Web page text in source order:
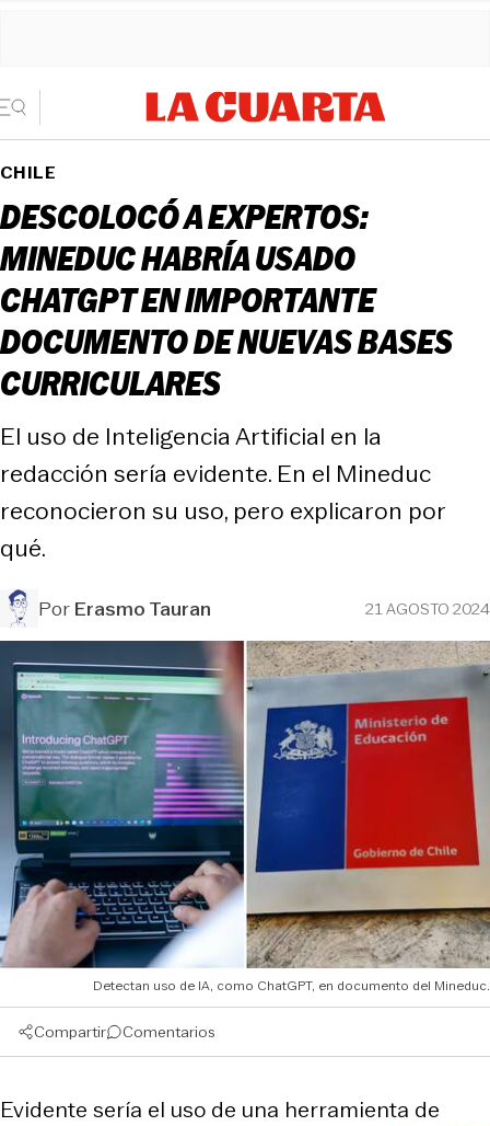
CHILE
DESCOLOCÓ A EXPERTOS:
MINEDUC HABRÍA USADO
CHATGPT EN IMPORTANTE
DOCUMENTO DE NUEVAS BASES
CURRICULARES
El uso de Inteligencia Artificial en la
redacción sería evidente. En el Mineduc
reconocieron su uso, pero explicaron por
qué.
PorErasmo Tauran 21 AGOSTO 2024
Detectan uso de IA, como ChatGPT, en documento del Mineduc.
Compartir Comentarios
Evidente sería el uso de una herramienta de